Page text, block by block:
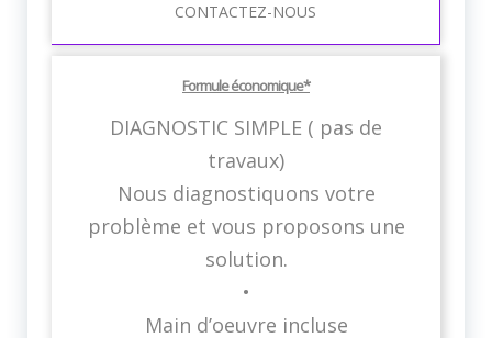
CONTACTEZ-NOUS
Formule économique*
DIAGNOSTIC SIMPLE ( pas de
travaux)
Nous diagnostiquons votre
problème et vous proposons une
solution.
•
Main d’oeuvre incluse